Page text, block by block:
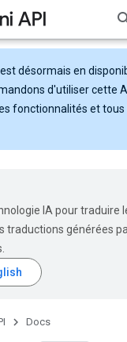
est désormais en
d'utiliser cette
fonctionnalités et tous
IA pour traduire
traductions générées
Docs